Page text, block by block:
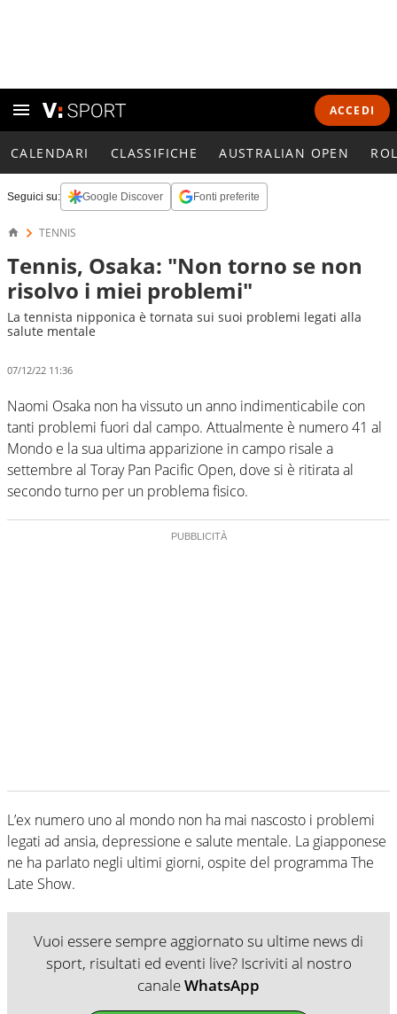
ACCEDI
CALENDARI CLASSIFICHE AUSTRALIAN OPEN
Seguici su: Google Discover Fonti preferite
TENNIS
Tennis, Osaka: "Non torno se non
risolvo i miei problemi"
La tennista nipponica è tornata sui suoi problemi legati alla
salute mentale
07/12/22 11:36
Naomi Osaka non ha vissuto un anno indimenticabile con
tanti problemi fuori dal campo. Attualmente è numero 41 al
Mondo e la sua ultima apparizione in campo risale a
settembre al Toray Pan Pacific Open, dove si è ritirata al
secondo turno per un problema fisico.
L’ex numero uno al mondo non ha mai nascosto i problemi
legati ad ansia, depressione e salute mentale. La giapponese
ne ha parlato negli ultimi giorni, ospite del programma The
Late Show.
Vuoi essere sempre aggiornato su ultime news di
sport, risultati ed eventi live? Iscriviti al nostro
canaleWhatsApp